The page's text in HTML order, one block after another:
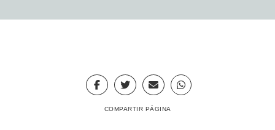
COMPARTIR PÁGINA